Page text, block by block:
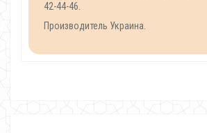
42-44-46.
Производитель Украина.